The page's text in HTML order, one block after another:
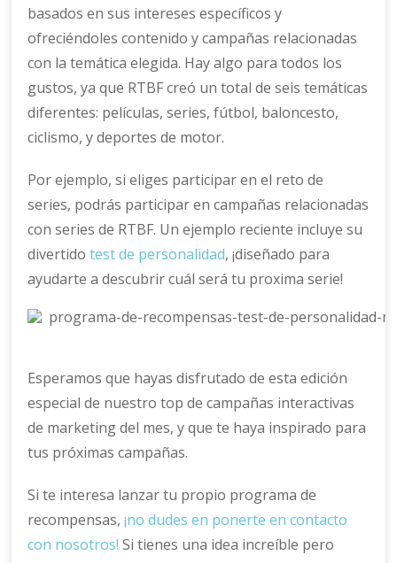
basados en sus intereses específicos y
ofreciéndoles contenido y campañas relacionadas
con la temática elegida. Hay algo para todos los
gustos, ya que RTBF creó un total de seis temáticas
diferentes: películas, series, fútbol, baloncesto,
ciclismo, y deportes de motor.
Por ejemplo, si eliges participar en el reto de
series, podrás participar en campañas relacionadas
con series de RTBF. Un ejemplo reciente incluye su
divertidotest de personalidad, ¡diseñado para
ayudarte a descubrir cuál será tu proxima serie!
Esperamos que hayas disfrutado de esta edición
especial de nuestro top de campañas interactivas
de marketing del mes, y que te haya inspirado para
tus próximas campañas.
Si te interesa lanzar tu propio programa de
recompensas,¡no dudes en ponerte en contacto
con nosotros! Si tienes una idea increíble pero